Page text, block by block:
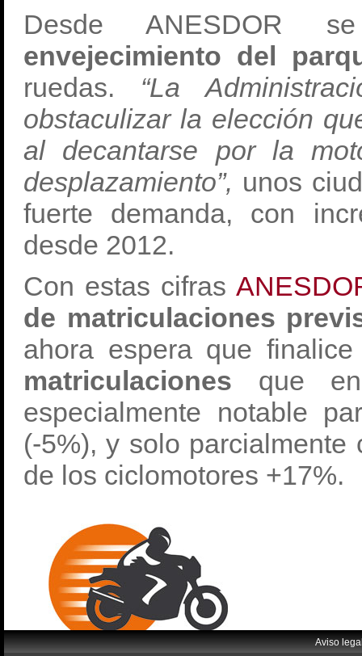
Desde
envejecimiento del
ruedas. “La
obstaculizar la elección
al decantarse por la
desplazamiento”, unos
fuerte demanda, con
desde 2012.
Con estas cifras
de matriculaciones
ahora espera que
matriculaciones que
especialmente notable
(-5%), y solo parcialmente
de los ciclomotores +17%.
Aviso